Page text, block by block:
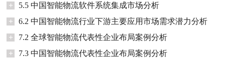
+
5.5 中国智能物流软件系统集成市场分析
+
6.2 中国智能物流行业下游主要应用市场需求潜力分析
+
7.2 全球智能物流代表性企业布局案例分析
+
7.3 中国智能物流代表性企业布局案例分析